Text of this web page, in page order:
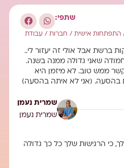
שתפי:
התפתחות אישית / חברות /עבודת
ברשת אבל אולי זה יעזור לי..
שאני גדולה ממנה בשנה.
ממש טוב. לא מיזמן היא
בהסעה. (אני לא איתה בהסעה)
שמרית נעמן
שמרית נעמן
כי הרגישות שלך כל כך גדולה